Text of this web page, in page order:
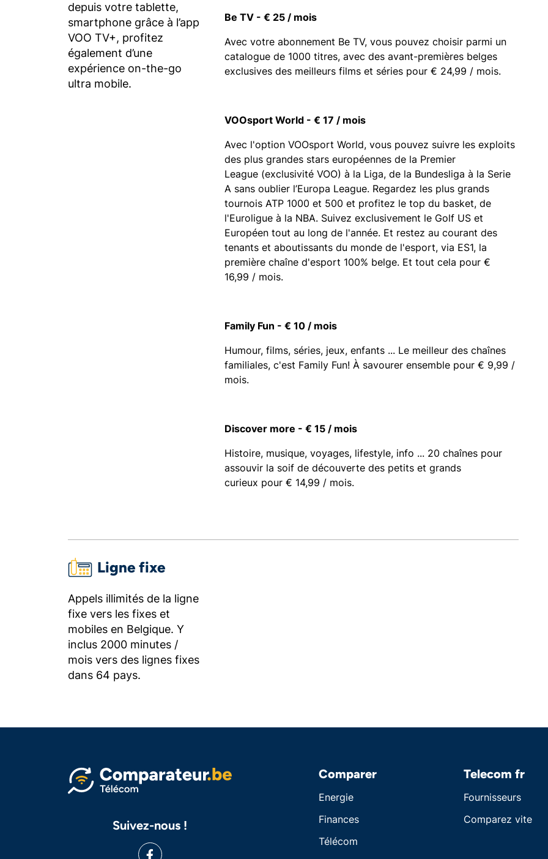
depuis votre tablette,
smartphone grâce à l’app
VOO TV+, profitez
également d’une
expérience on-the-go
ultra mobile.
Be TV - € 25 / mois
Avec votre abonnement Be TV, vous pouvez choisir parmi un
catalogue de 1000 titres, avec des avant-premières belges
exclusives des meilleurs films et séries pour € 24,99 / mois.
VOOsport World - € 17 / mois
Avec l'option VOOsport World, vous pouvez suivre les exploits
des plus grandes stars européennes de la Premier
League (exclusivité VOO) à la Liga, de la Bundesliga à la Serie
A sans oublier l’Europa League. Regardez les plus grands
tournois ATP 1000 et 500 et profitez le top du basket, de
l'Euroligue à la NBA. Suivez exclusivement le Golf US et
Européen tout au long de l'année. Et restez au courant des
tenants et aboutissants du monde de l'esport, via ES1, la
première chaîne d'esport 100% belge. Et tout cela pour €
16,99 / mois.
Family Fun - € 10 / mois
Humour, films, séries, jeux, enfants ... Le meilleur des chaînes
familiales, c'est Family Fun! À savourer ensemble pour € 9,99 /
mois.
Discover more - € 15 / mois
Histoire, musique, voyages, lifestyle, info ... 20 chaînes pour
assouvir la soif de découverte des petits et grands
curieux pour € 14,99 / mois.
Ligne fixe
Appels illimités de la ligne
fixe vers les fixes et
mobiles en Belgique. Y
inclus 2000 minutes /
mois vers des lignes fixes
dans 64 pays.
Suivez-nous !
Comparer
Energie
Finances
Télécom
Telecom fr
Fournisseurs
Comparez vite